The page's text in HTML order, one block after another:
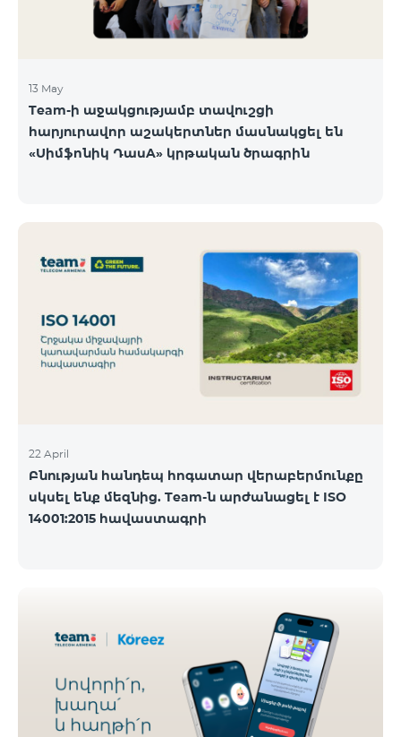
13 May
Team-ի աջակցությամբ տավուշցի
հարյուրավոր աշակերտներ մասնակցել են
«Սիմֆոնիկ ԴասA» կրթական ծրագրին
22 April
Բնության հանդեպ հոգատար վերաբերմունքը
սկսել ենք մեզնից. Team-ն արժանացել է ISO
14001:2015 հավաստագրի